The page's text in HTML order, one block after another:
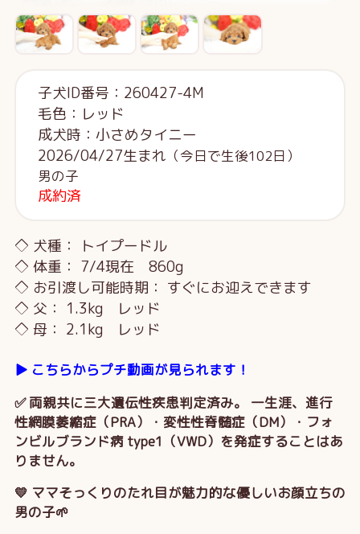
子犬ID番号：260427-4M
毛色：レッド
成犬時：小さめタイニー
2026/04/27生まれ （今日で生後102日）
男の子
成約済
◇ 犬種： トイプードル
◇ 体重： 7/4現在 860g
◇ お引渡し可能時期： すぐにお迎えできます
◇ 父： 1.3kg レッド
◇ 母： 2.1kg レッド
▶️ こちらからプチ動画が見られます！
✅ 両親共に三大遺伝性疾患判定済み。 一生涯、進行
性網膜萎縮症（PRA）・変性性脊髄症（DM）・フォ
ンビルブランド病 type1（VWD）を発症することはあ
りません。
💛 ママそっくりのたれ目が魅力的な優しいお顔立ちの
男の子🌱